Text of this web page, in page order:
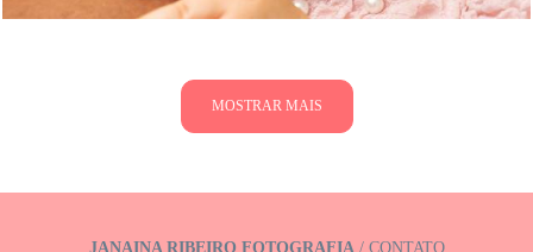
MOSTRAR MAIS
JANAINA RIBEIRO FOTOGRAFIA / CONTATO